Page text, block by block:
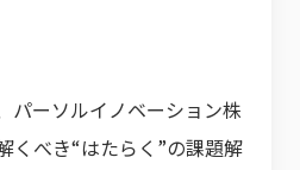
パーソルイノベーション株
くべき“はたらく”の課題解